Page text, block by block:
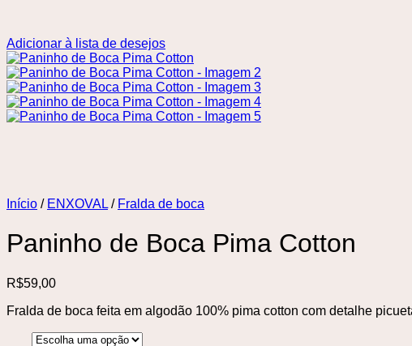
Adicionar à lista de desejos
Início / ENXOVAL / Fralda de boca
Paninho de Boca Pima Cotton
R$59,00
Fralda de boca feita em algodão 100% pima cotton com detalhe